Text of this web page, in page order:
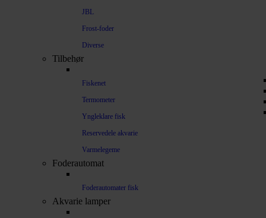
JBL
Frost-foder
Diverse
Tilbehør
Fiskenet
Termometer
Yngleklare fisk
Reservedele akvarie
Varmelegeme
Foderautomat
Foderautomater fisk
Akvarie lamper